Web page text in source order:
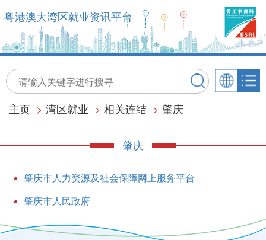
粤港澳大湾区就业资讯平台
主页 > 湾区就业 > 相关连结 > 肇庆
肇庆
肇庆市人力资源及社会保障网上服务平台
肇庆市人民政府